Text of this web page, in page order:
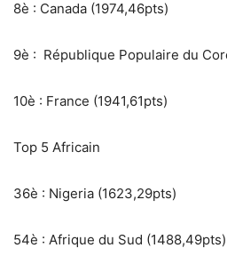
8è : Canada (1974,46pts)
9è : République Populaire du
10è : France (1941,61pts)
Top 5 Africain
36è : Nigeria (1623,29pts)
54è : Afrique du Sud (1488,49pts)